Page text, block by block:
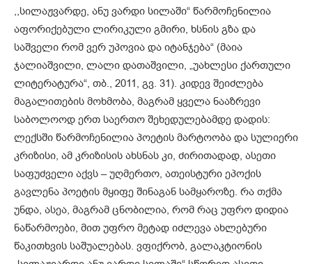
,,სილაჟვარდე, ანუ ვარდი სილაში“ წარმოჩენილია
აფორიქებული ლირიკული გმირი, ხსნის გზა და
საშველი რომ ვერ უპოვია და იტანჯება“ (მაია
ჯალიაშვილი, ლალი დათაშვილი, „უახლესი ქართული
ლიტერატურა“, თბ., 2011, გვ. 31). კიდევ შეიძლება
მაგალითების მოხმობა, მაგრამ ყველა ნააზრევი
საბოლოოდ ერთ საერთო შეხედულებამდე დადის:
ლექსში წარმოჩენილია პოეტის მარტოობა და სულიერი
კრიზისი, ამ კრიზისის ახსნას კი, ძირითადად, ასეთი
საფუძველი აქვს – უღმერთო, ათეისტური ეპოქის
გავლენა პოეტის მყიფე შინაგან სამყაროზე. რა თქმა
უნდა, ასეა, მაგრამ ცნობილია, რომ რაც უფრო დიდია
ნაწარმოები, მით უფრო მეტად იძლევა ახლებური
წაკითხვის საშუალებას. ვფიქრობ, გალაკტიონის